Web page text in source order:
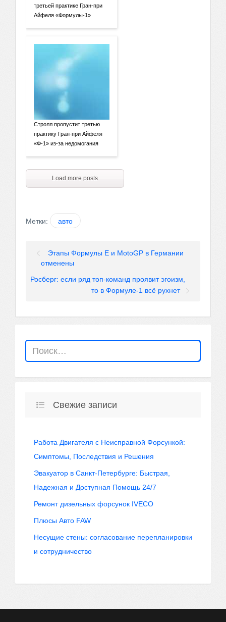
третьей практике Гран-при
Айфеля «Формулы-1»
Стролл пропустит третью
практику Гран-при Айфеля
«Ф-1» из-за недомогания
Load more posts
Метки: авто
Этапы Формулы E и MotoGP в Германии
отменены
Росберг: если ряд топ-команд проявит эгоизм,
то в Формуле-1 всё рухнет
Свежие записи
Работа Двигателя с Неисправной Форсункой:
Симптомы, Последствия и Решения
Эвакуатор в Санкт-Петербурге: Быстрая,
Надежная и Доступная Помощь 24/7
Ремонт дизельных форсунок IVECO
Плюсы Авто FAW
Несущие стены: согласование перепланировки
и сотрудничество